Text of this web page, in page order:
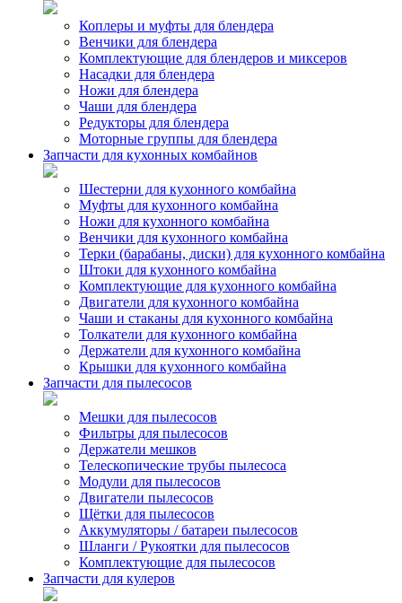
Коплеры и муфты для блендера
Венчики для блендера
Комплектующие для блендеров и миксеров
Насадки для блендера
Ножи для блендера
Чаши для блендера
Редукторы для блендера
Моторные группы для блендера
Запчасти для кухонных комбайнов
Шестерни для кухонного комбайна
Муфты для кухонного комбайна
Ножи для кухонного комбайна
Венчики для кухонного комбайна
Терки (барабаны, диски) для кухонного комбайна
Штоки для кухонного комбайна
Комплектующие для кухонного комбайна
Двигатели для кухонного комбайна
Чаши и стаканы для кухонного комбайна
Толкатели для кухонного комбайна
Держатели для кухонного комбайна
Крышки для кухонного комбайна
Запчасти для пылесосов
Мешки для пылесосов
Фильтры для пылесосов
Держатели мешков
Телескопические трубы пылесоса
Модули для пылесосов
Двигатели пылесосов
Щётки для пылесосов
Аккумуляторы / батареи пылесосов
Шланги / Рукоятки для пылесосов
Комплектующие для пылесосов
Запчасти для кулеров